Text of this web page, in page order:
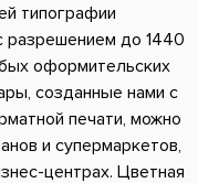
типографии
разрешением до 1440
оформительских
созданные нами с
печати, можно
и супермаркетов,
центрах. Цветная